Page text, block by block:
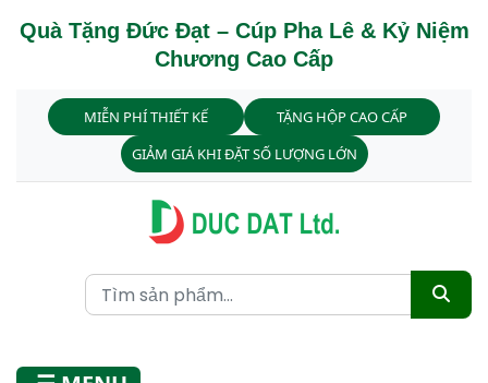
Quà Tặng Đức Đạt – Cúp Pha Lê & Kỷ Niệm
Chương Cao Cấp
MIỄN PHÍ THIẾT KẾ
TẶNG HỘP CAO CẤP
GIẢM GIÁ KHI ĐẶT SỐ LƯỢNG LỚN